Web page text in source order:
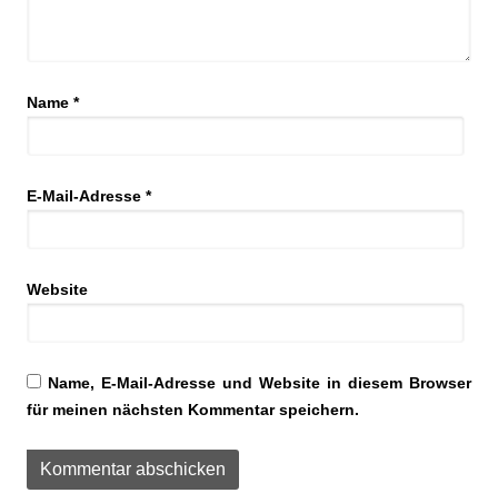
Name *
E-Mail-Adresse *
Website
Name, E-Mail-Adresse und Website in diesem Browser
für meinen nächsten Kommentar speichern.